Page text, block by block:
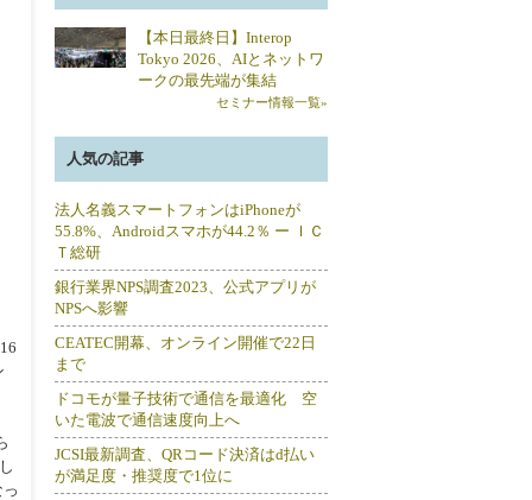
【本日最終日】Interop
Tokyo 2026、AIとネットワ
ークの最先端が集結
セミナー情報一覧»
人気の記事
法人名義スマートフォンはiPhoneが
55.8%、Androidスマホが44.2％ ー ＩＣ
Ｔ総研
銀行業界NPS調査2023、公式アプリが
NPSへ影響
CEATEC開幕、オンライン開催で22日
まで
ドコモが量子技術で通信を最適化 空
いた電波で通信速度向上へ
JCSI最新調査、QRコード決済はd払い
が満足度・推奨度で1位に